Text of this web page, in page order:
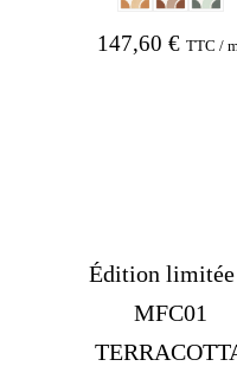
147,60 € TTC /
Édition
MFC01